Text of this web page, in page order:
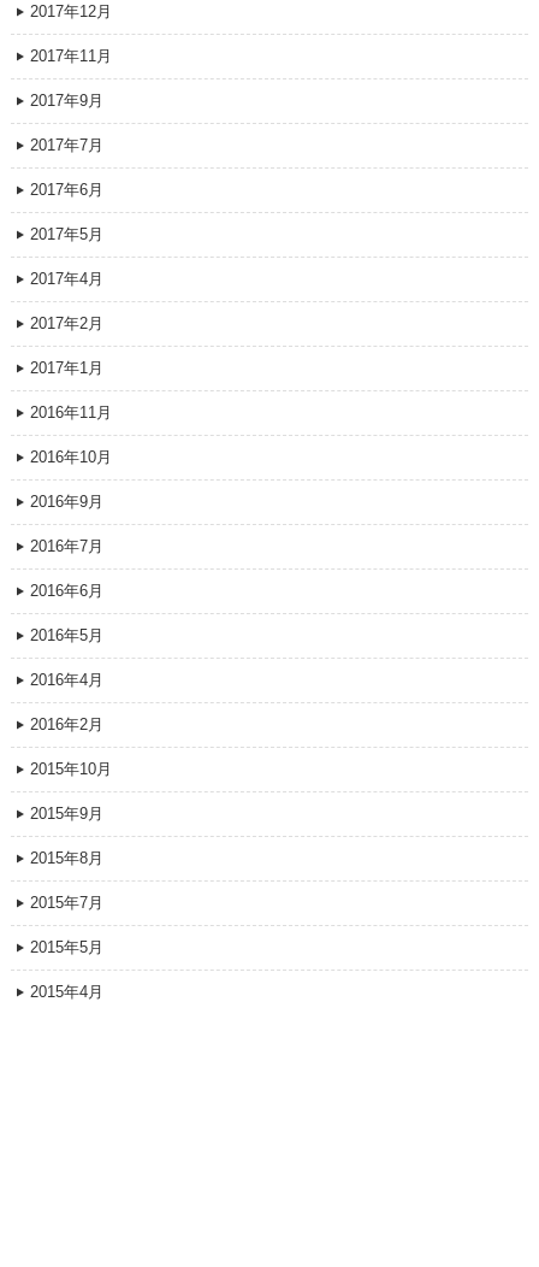
2017年12月
2017年11月
2017年9月
2017年7月
2017年6月
2017年5月
2017年4月
2017年2月
2017年1月
2016年11月
2016年10月
2016年9月
2016年7月
2016年6月
2016年5月
2016年4月
2016年2月
2015年10月
2015年9月
2015年8月
2015年7月
2015年5月
2015年4月